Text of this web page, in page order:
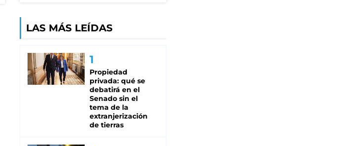
LAS MÁS LEÍDAS
Propiedad
privada: qué se
debatirá en el
Senado sin el
tema de la
extranjerización
de tierras